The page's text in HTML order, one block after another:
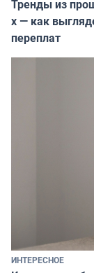
Тренды из
х — как
переплат
ИНТЕРЕСНОЕ